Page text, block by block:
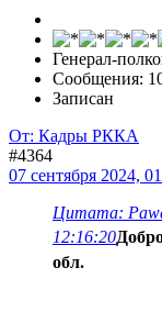
Генерал-
Сообщения:
Записан
От: Кадры РККА
#4364
07 сентября 2024,
Цитата:
12:16:20
обл.